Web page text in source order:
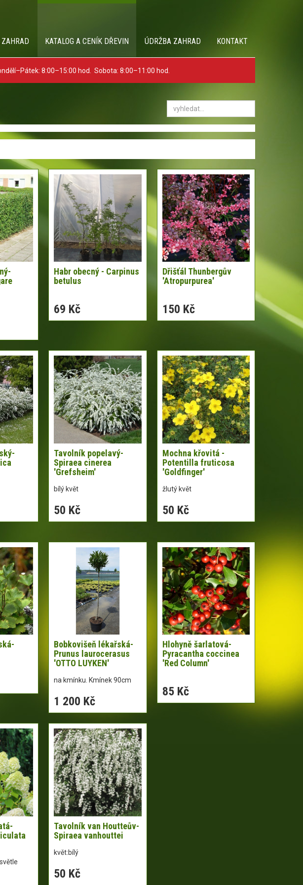
KATALOG A CENÍK DŘEVIN ÚDRŽBA ZAHRAD KONTAKT
8:00–15:00 hod. Sobota: 8:00–11:00 hod.
Habr obecný - Carpinus
betulus
69 Kč
Dřišťál Thunbergův
'Atropurpurea'
150 Kč
Tavolník popelavý-
Spiraea cinerea
'Grefsheim'
bílý květ
50 Kč
Mochna křovitá -
Potentilla fruticosa
'Goldfinger'
žlutý květ
50 Kč
Bobkovišeň lékařská-
Prunus laurocerasus
'OTTO LUYKEN'
na kmínku. Kmínek 90cm
1 200 Kč
Hlohyně šarlatová-
Pyracantha coccinea
'Red Column'
85 Kč
Tavolník van Houtteův-
Spiraea vanhouttei
květ:bílý
50 Kč